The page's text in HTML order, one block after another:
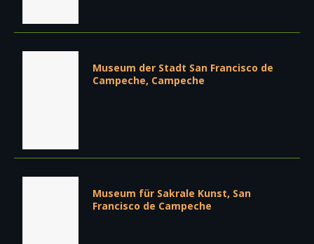
Museum der Stadt San Francisco de
Campeche, Campeche
Museum für Sakrale Kunst, San
Francisco de Campeche